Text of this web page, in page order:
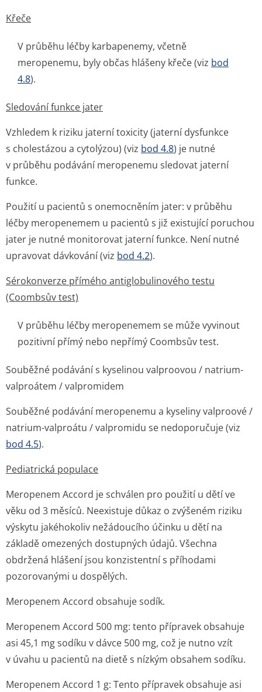
Křeče
V průběhu léčby karbapenemy, včetně
meropenemu, byly občas hlášeny křeče (viz bod
4.8).
Sledování funkce jater
Vzhledem k riziku jaterní toxicity (jaterní dysfunkce
s cholestázou a cytolýzou) (viz bod 4.8) je nutné
v průběhu podávání meropenemu sledovat jaterní
funkce.
Použití u pacientů s onemocněním jater: v průběhu
léčby meropenemem u pacientů s již existující poruchou
jater je nutné monitorovat jaterní funkce. Není nutné
upravovat dávkování (viz bod 4.2).
Sérokonverze přímého antiglobulinového testu
(Coombsův test)
V průběhu léčby meropenemem se může vyvinout
pozitivní přímý nebo nepřímý Coombsův test.
Souběžné podávání s kyselinou valproovou / natrium-
valproátem / valpromidem
Souběžné podávání meropenemu a kyseliny valproové /
natrium-valproátu / valpromidu se nedoporučuje (viz
bod 4.5).
Pediatrická populace
Meropenem Accord je schválen pro použití u dětí ve
věku od 3 měsíců. Neexistuje důkaz o zvýšeném riziku
výskytu jakéhokoliv nežádoucího účinku u dětí na
základě omezených dostupných údajů. Všechna
obdržená hlášení jsou konzistentní s příhodami
pozorovanými u dospělých.
Meropenem Accord obsahuje sodík.
Meropenem Accord 500 mg: tento přípravek obsahuje
asi 45,1 mg sodíku v dávce 500 mg, což je nutno vzít
v úvahu u pacientů na dietě s nízkým obsahem sodíku.
Meropenem Accord 1 g: Tento přípravek obsahuje asi